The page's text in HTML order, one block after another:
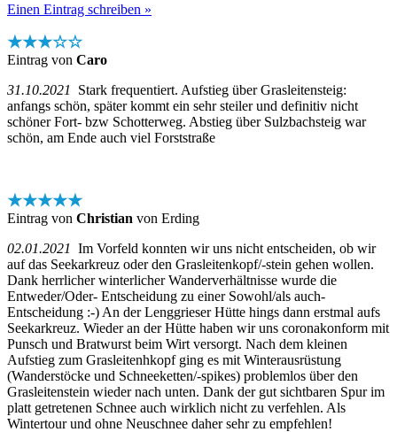
Einen Eintrag schreiben »
★★★☆☆
Eintrag von Caro
31.10.2021
Stark frequentiert. Aufstieg über Grasleitensteig:
anfangs schön, später kommt ein sehr steiler und definitiv nicht
schöner Fort- bzw Schotterweg. Abstieg über Sulzbachsteig war
schön, am Ende auch viel Forststraße
★★★★★
Eintrag von Christian von Erding
02.01.2021 Im Vorfeld konnten wir uns nicht entscheiden, ob wir
auf das Seekarkreuz oder den Grasleitenkopf/-stein gehen wollen.
Dank herrlicher winterlicher Wanderverhältnisse wurde die
Entweder/Oder- Entscheidung zu einer Sowohl/als auch-
Entscheidung :-) An der Lenggrieser Hütte hings dann erstmal aufs
Seekarkreuz. Wieder an der Hütte haben wir uns coronakonform mit
Punsch und Bratwurst beim Wirt versorgt. Nach dem kleinen
Aufstieg zum Grasleitenhkopf ging es mit Winterausrüstung
(Wanderstöcke und Schneeketten/-spikes) problemlos über den
Grasleitenstein wieder nach unten. Dank der gut sichtbaren Spur im
platt getretenen Schnee auch wirklich nicht zu verfehlen. Als
Wintertour und ohne Neuschnee daher sehr zu empfehlen!